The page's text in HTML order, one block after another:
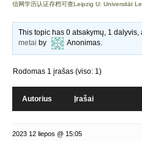
信网学历认证存档可查Leipzig U: Universität
This topic has 0 atsakymų, 1
metai by Anonimas.
Rodomas 1 įrašas (viso: 1)
Autorius Įrašai
2023 12 liepos @ 15:05